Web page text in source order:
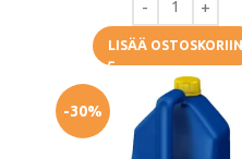
LISÄÄ OSTOSKORIIN
-30%